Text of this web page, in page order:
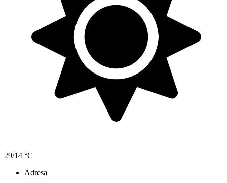
29/14 °C
Adresa